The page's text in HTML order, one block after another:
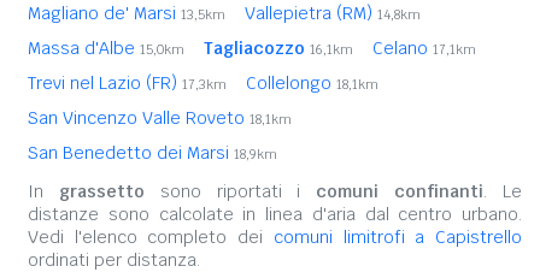
Magliano de' Marsi 13,5km Vallepietra (RM) 14,8km
Massa d'Albe 15,0km Tagliacozzo 16,1km Celano 17,1km
Trevi nel Lazio (FR) 17,3km Collelongo 18,1km
San Vincenzo Valle Roveto 18,1km
San Benedetto dei Marsi 18,9km
In grassetto sono riportati i comuni confinanti. Le
distanze sono calcolate in linea d'aria dal centro urbano.
Vedi l'elenco completo dei comuni limitrofi a Capistrello
ordinati per distanza.